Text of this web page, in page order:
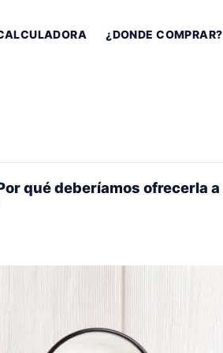
¿DONDE COMPRAR?
qué deberíamos ofrecerla a